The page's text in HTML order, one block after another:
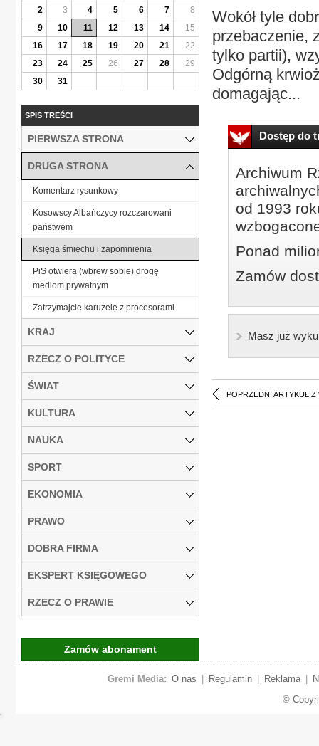
Wokół tyle
przebaczenie,
tylko partii),
Odgórną
domagając...
Dostęp do
Archiwum
od 1993
Ponad
Zamów
Masz już
POPRZEDNI ARTYKUŁ Z
2
3 4 5 6 7
8
9
10 11 12 13 14
15
16
17 18 19 20 21
22
23
24 25 26 27 28
29
30
31
SPIS TREŚCI
PIERWSZA STRONA
DRUGA STRONA
Komentarz rysunkowy
Kosowscy Albańczycy rozczarowani
państwem
Księga śmiechu i zapomnienia
PiS otwiera (wbrew sobie) drogę
mediom prywatnym
Zatrzymajcie karuzelę z procesorami
KRAJ
RZECZ O POLITYCE
ŚWIAT
KULTURA
NAUKA
SPORT
EKONOMIA
PRAWO
DOBRA FIRMA
EKSPERT KSIĘGOWEGO
RZECZ O PRAWIE
Zamów abonament
Gremi Media: O nas Regulamin Reklama
©